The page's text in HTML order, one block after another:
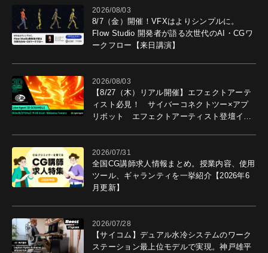
2026/08/03
8/7（金）開催！VFXはよりシンプルに。
Flow Studio 開発者が語る次世代のAI・CGワ
ークフロー【来日講演】
2026/08/03
【8/27（木）リアル開催】エフェクトアーテ
ィスト必見！ サイバーコネクトツー×アプ
リボット エフェクトアーティスト登壇イベ
2026/07/31
全国CG講師求人情報まとめ。授業内容、使用
ツール、ギャランティを一挙紹介【2026年6
月更新】
2026/07/28
【サイコム】デュアル水冷システムのワーク
ステーション最上位モデルで実現。神戸雄平